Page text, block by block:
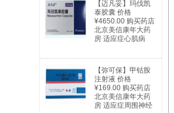
【迈凡妥】玛伐凯
泰胶囊 价格
¥4650.00 购买药店
北京美信康年大药
房 适应症心肌病
【弥可保】甲钴胺
注射液 价格
¥169.00 购买药店
北京美信康年大药
房 适应症周围神经